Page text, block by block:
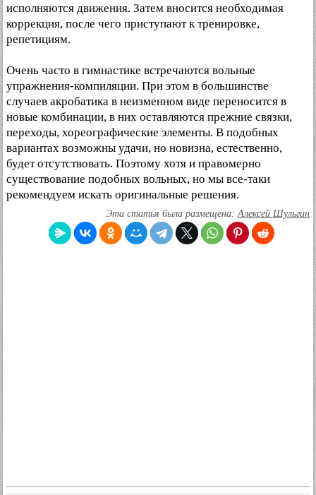
исполняются движения. Затем вносится необходимая
коррекция, после чего приступают к тренировке,
репетициям.
Очень часто в гимнастике встречаются вольные
упражнения-компиляции. При этом в большинстве
случаев акробатика в неизменном виде переносится в
новые комбинации, в них оставляются прежние связки,
переходы, хореографические элементы. В подобных
вариантах возможны удачи, но новизна, естественно,
будет отсутствовать. Поэтому хотя и правомерно
существование подобных вольных, но мы все-таки
рекомендуем искать оригинальные решения.
Эта статья была размещена:Алексей Шульгин